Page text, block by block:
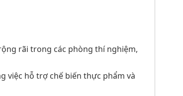
rãi trong các phòng thí nghiệm,
việc hỗ trợ chế biến thực phẩm và